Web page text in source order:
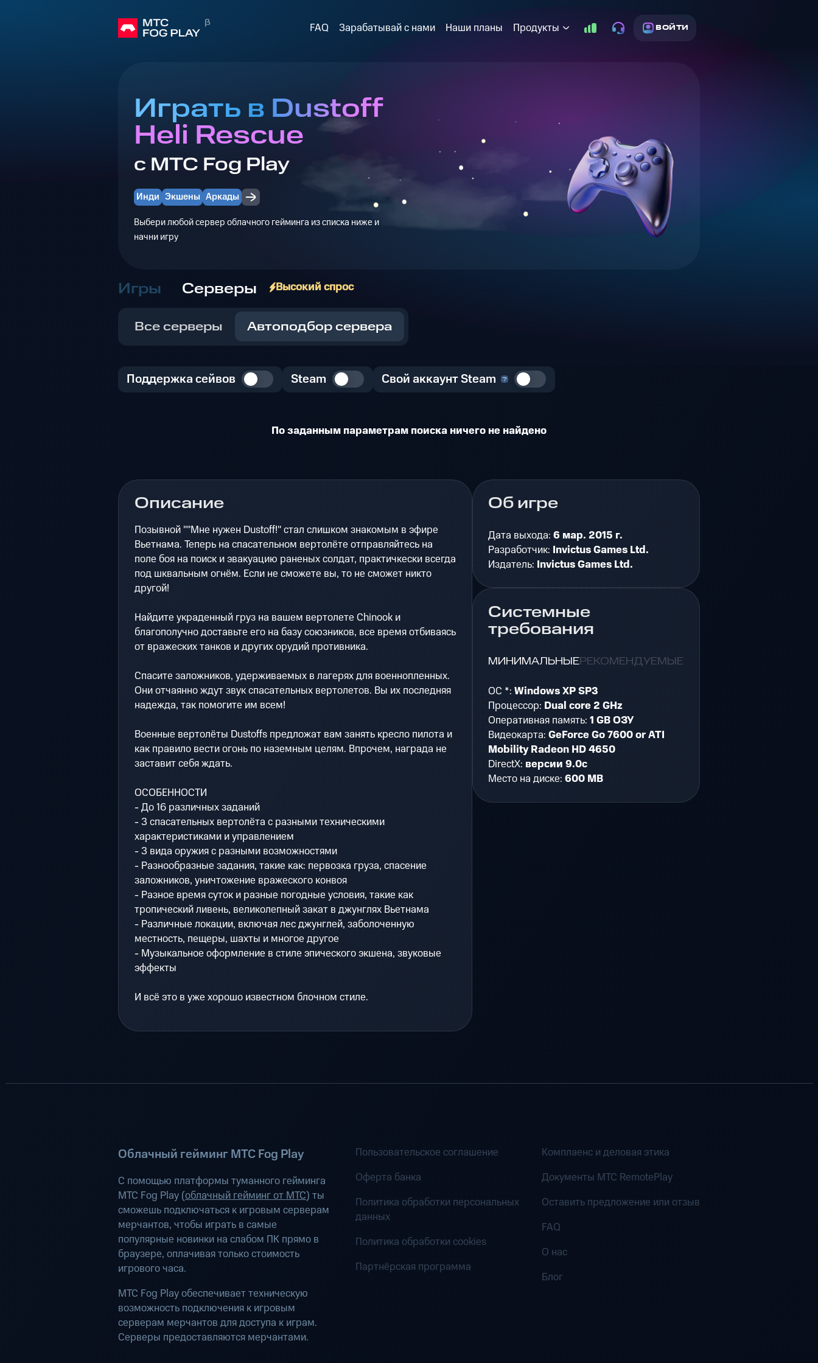
FAQ Зарабатывай с нами Наши планы Продукты ВОЙТИ
Играть в Dustoff
Heli Rescue
с МТС Fog Play
Инди Экшены Аркады
Выбери любой сервер облачного гейминга из списка ниже и
начни игру
Игры Серверы Высокий спрос
Все серверы Автоподбор сервера
Поддержка сейвов Steam Свой аккаунт Steam
По заданным параметрам поиска ничего не найдено
Описание
Позывной ""Мне нужен Dustoff!" стал слишком знакомым в эфире
Вьетнама. Теперь на спасательном вертолёте отправляйтесь на
поле боя на поиск и эвакуацию раненых солдат, практичкески всегда
под шквальным огнём. Если не сможете вы, то не сможет никто
другой!
Найдите украденный груз на вашем вертолете Chinook и
благополучно доставьте его на базу союзников, все время отбиваясь
от вражеских танков и других орудий противника.
Спасите заложников, удерживаемых в лагерях для военнопленных.
Они отчаянно ждут звук спасательных вертолетов. Вы их последняя
надежда, так помогите им всем!
Военные вертолёты Dustoffs предложат вам занять кресло пилота и
как правило вести огонь по наземным целям. Впрочем, награда не
заставит себя ждать.
ОСОБЕННОСТИ
- До 16 различных заданий
- 3 спасательных вертолёта с разными техническими
характеристиками и управлением
- 3 вида оружия с разными возможностями
- Разнообразные задания, такие как: первозка груза, спасение
заложников, уничтожение вражеского конвоя
- Разное время суток и разные погодные условия, такие как
тропический ливень, великолепный закат в джунглях Вьетнама
- Различные локации, включая лес джунглей, заболоченную
местность, пещеры, шахты и многое другое
- Музыкальное оформление в стиле эпического экшена, звуковые
эффекты
И всё это в уже хорошо известном блочном стиле.
Об игре
Дата выхода:6 мар. 2015 г.
Разработчик: Invictus Games Ltd.
Издатель: Invictus Games Ltd.
Системные
требования
МИНИМАЛЬНЫЕРЕКОМЕНДУЕМЫЕ
ОС *:Windows XP SP3
Процессор: Dual core 2 GHz
Оперативная память:1 GB ОЗУ
Видеокарта:GeForce Go 7600 or ATI
Mobility Radeon HD 4650
DirectX: версии 9.0c
Место на диске:600 MB
Облачный гейминг МТС Fog Play
С помощью платформы туманного гейминга
МТС Fog Play (облачный гейминг от МТС) ты
сможешь подключаться к игровым серверам
мерчантов, чтобы играть в самые
популярные новинки на слабом ПК прямо в
браузере, оплачивая только стоимость
игрового часа.
МТС Fog Play обеспечивает техническую
возможность подключения к игровым
серверам мерчантов для доступа к играм.
Серверы предоставляются мерчантами.
Пользовательское соглашение
Оферта банка
Политика обработки персональных
данных
Политика обработки cookies
Партнёрская программа
Комплаенс и деловая этика
Документы MTC RemotePlay
Оставить предложение или отзыв
FAQ
О нас
Блог